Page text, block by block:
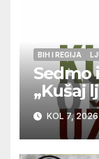
BIH I REGIJA
Sedmo
„Kušaj
glazbu
KOL 7, 2026